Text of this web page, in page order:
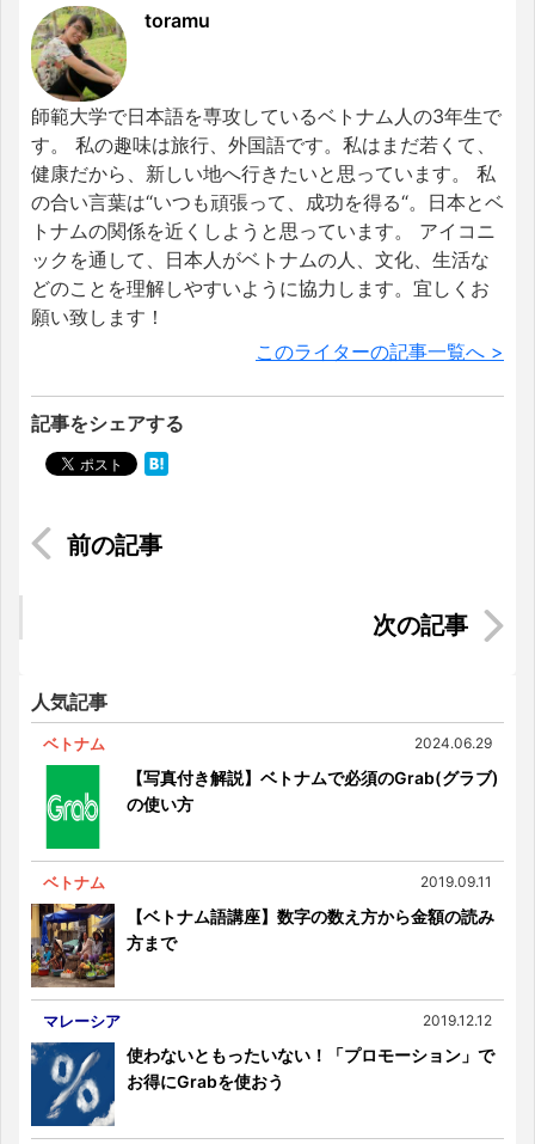
toramu
師範大学で日本語を専攻しているベトナム人の3年生で
す。 私の趣味は旅行、外国語です。私はまだ若くて、
健康だから、新しい地へ行きたいと思っています。 私
の合い言葉は“いつも頑張って、成功を得る“。日本とベ
トナムの関係を近くしようと思っています。 アイコニ
ックを通して、日本人がベトナムの人、文化、生活な
どのことを理解しやすいように協力します。宜しくお
願い致します！
このライターの記事一覧へ >
記事をシェアする
ホーチミン地下鉄最新情報～ロゴ決定～
【ホーチミン観光】サイゴン動植物園で珍獣・絶
人気記事
ベトナム 2024.06.29
【写真付き解説】ベトナムで必須のGrab(グラブ)
の使い方
ベトナム 2019.09.11
【ベトナム語講座】数字の数え方から金額の読み
方まで
マレーシア 2019.12.12
使わないともったいない！「プロモーション」で
お得にGrabを使おう